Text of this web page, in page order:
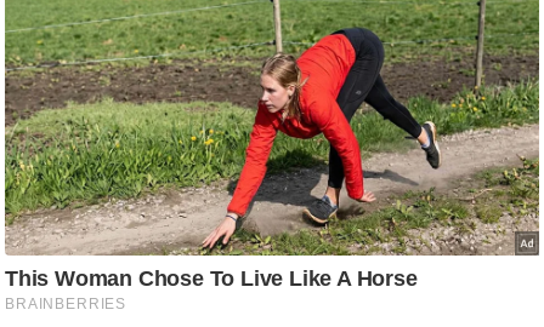
त्रा
रि
ले
श
न
शि
प
रा
ज
नी